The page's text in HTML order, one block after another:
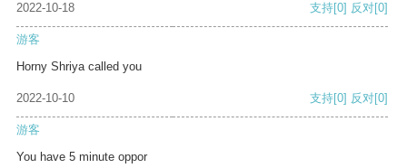
2022-10-18 支持[0] 反对[0]
游客
Horny Shriya called you
2022-10-10 支持[0] 反对[0]
游客
You have 5 minute oppor